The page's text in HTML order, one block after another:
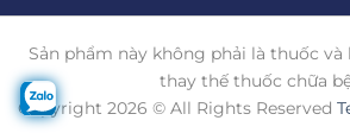
Sản phẩm này không phải là thuốc
thay thế thuốc chữa
Copyright 2026 © All Rights Reserved